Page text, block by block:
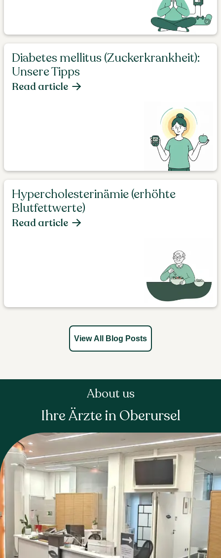
Diabetes mellitus (Zuckerkrankheit):
Unsere Tipps
Read article
Hypercholesterinämie (erhöhte
Blutfettwerte)
Read article
View All Blog Posts
About us
Ihre Ärzte in Oberursel